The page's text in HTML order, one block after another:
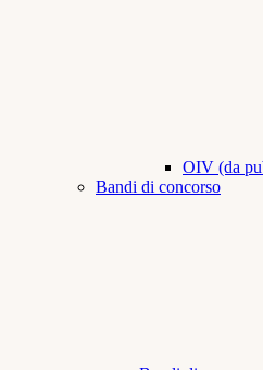
OIV (da
Bandi di concorso